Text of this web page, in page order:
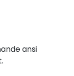
ansi